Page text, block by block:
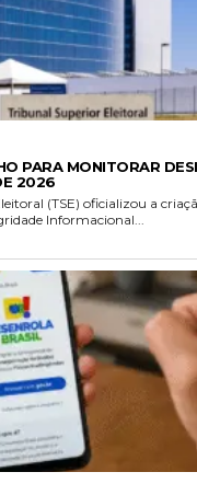
PARA MONITORAR
2026
(TSE) oficializou a
Informacional...